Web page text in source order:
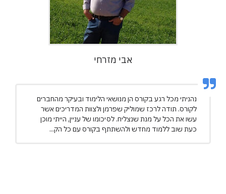
אבי מזרחי
נהניתי מכל רגע בקורס הן מנושאי הלימוד ובעיקר מהחברים
לקורס. תודה לרכז שמוליק שפרמן ולצוות המדריכים אשר
עשו את הכל על מנת שנצליח. לסיכומו של עניין, הייתי מוכן
כעת שוב ללמוד מחדש ולהשתתף בקורס עם כל הק...